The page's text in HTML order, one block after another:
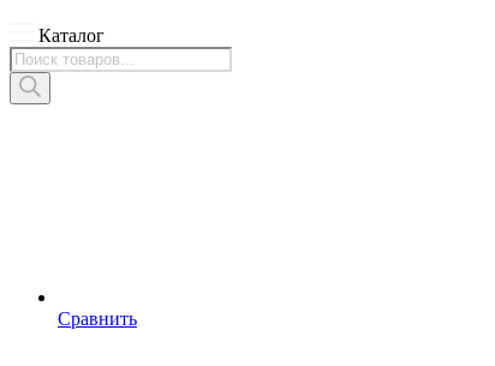
Каталог
Поиск
товаров
Сравнить